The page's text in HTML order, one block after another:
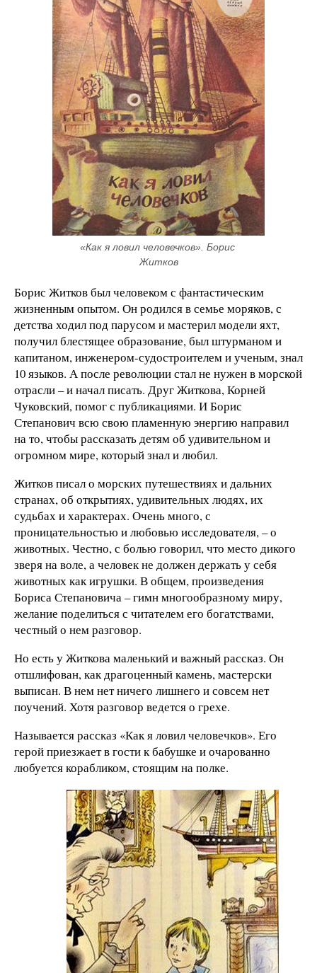
«Как я ловил человечков». Борис
Житков
Борис Житков был человеком с фантастическим
жизненным опытом. Он родился в семье моряков, с
детства ходил под парусом и мастерил модели яхт,
получил блестящее образование, был штурманом и
капитаном, инженером-судостроителем и ученым, знал
10 языков. А после революции стал не нужен в морской
отрасли – и начал писать. Друг Житкова, Корней
Чуковский, помог с публикациями. И Борис
Степанович всю свою пламенную энергию направил
на то, чтобы рассказать детям об удивительном и
огромном мире, который знал и любил.
Житков писал о морских путешествиях и дальних
странах, об открытиях, удивительных людях, их
судьбах и характерах. Очень много, с
проницательностью и любовью исследователя, – о
животных. Честно, с болью говорил, что место дикого
зверя на воле, а человек не должен держать у себя
животных как игрушки. В общем, произведения
Бориса Степановича – гимн многообразному миру,
желание поделиться с читателем его богатствами,
честный о нем разговор.
Но есть у Житкова маленький и важный рассказ. Он
отшлифован, как драгоценный камень, мастерски
выписан. В нем нет ничего лишнего и совсем нет
поучений. Хотя разговор ведется о грехе.
Называется рассказ «Как я ловил человечков». Его
герой приезжает в гости к бабушке и очарованно
любуется корабликом, стоящим на полке.